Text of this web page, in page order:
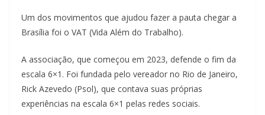
Um dos movimentos que ajudou fazer a pauta chegar a
Brasília foi o VAT (Vida Além do Trabalho).
A associação, que começou em 2023, defende o fim da
escala 6×1. Foi fundada pelo vereador no Rio de Janeiro,
Rick Azevedo (Psol), que contava suas próprias
experiências na escala 6×1 pelas redes sociais.